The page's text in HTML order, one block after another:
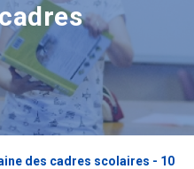
des cadres scolaires - 10